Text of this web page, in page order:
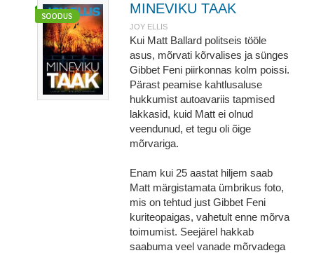
MINEVIKU TAAK
JOY ELLIS
Kui Matt Ballard politseis tööle
asus, mõrvati kõrvalises ja sünges
Gibbet Feni piirkonnas kolm poissi.
Pärast peamise kahtlusaluse
hukkumist autoavariis tapmised
lakkasid, kuid Matt ei olnud
veendunud, et tegu oli õige
mõrvariga.
Enam kui 25 aastat hiljem saab
Matt märgistamata ümbrikus foto,
mis on tehtud just Gibbet Feni
kuriteopaigas, vahetult enne mõrva
toimumist. Seejärel hakkab
saabuma veel vanade mõrvadega